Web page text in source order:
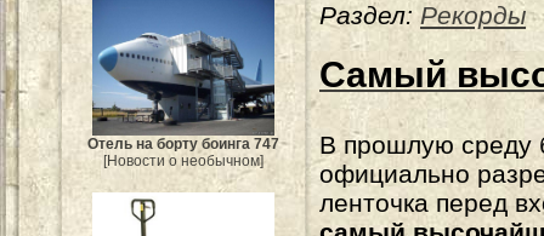
Отель на борту боинга 747
[Новости о необычном]
Раздел: Рекорды
Самый
В прошлую среду
официально
ленточка перед